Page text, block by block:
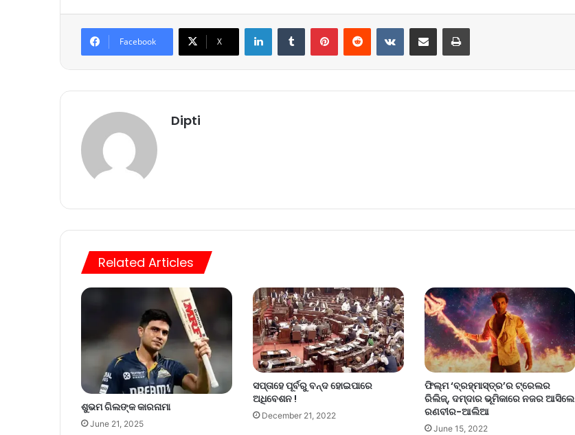
Facebook X
Dipti
Related Articles
ଶୁଭମ ଗିଲଙ୍କ କାରନାମା
June 21, 2025
ସପ୍ତାହେ ପୂର୍ବରୁ ବନ୍ଦ ହୋଇପାରେ
ଅଧିବେଶନ !
December 21, 2022
ଫିଲ୍ମ ‘ବ୍ରହ୍ମାସ୍ତ୍ର’ର ଟ୍ରେଲର
ରିଲିଜ୍‌, ଦମ୍‌ଦାର ଭୂମିକାରେ ନଜର ଆସିଲେ
ରଣବୀର-ଆଲିଆ
June 15, 2022